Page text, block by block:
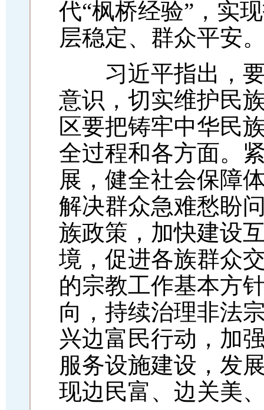
代“枫桥经验”，实
层稳定、群众平安
习近平指出，要
意识，切实维护民
区要把铸牢中华民
全过程和各方面。
展，健全社会保障
解决群众急难愁盼
族政策，加快建设
境，促进各族群众
的宗教工作基本方
向，持续治理非法
兴边富民行动，加
服务设施建设，发
现边民富、边关美